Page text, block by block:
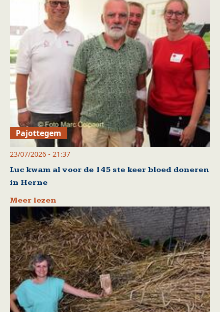
Pajottegem
23/07/2026 - 21:37
Luc kwam al voor de 145 ste keer bloed doneren
in Herne
Meer lezen